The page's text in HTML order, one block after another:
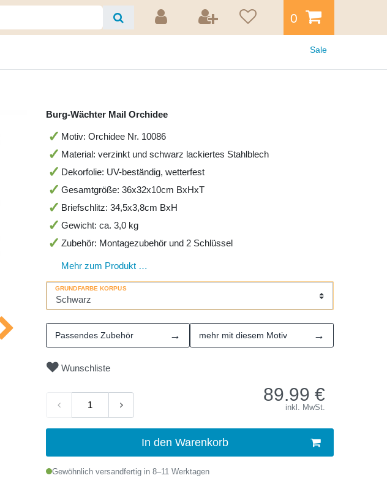
0
Sale
Burg-Wächter Mail Orchidee
Motiv: Orchidee Nr. 10086
Material: verzinkt und schwarz lackiertes Stahlblech
Dekorfolie: UV-beständig, wetterfest
Gesamtgröße: 36x32x10cm BxHxT
Briefschlitz: 34,5x3,8cm BxH
Gewicht: ca. 3,0 kg
Zubehör: Montagezubehör und 2 Schlüssel
Mehr zum Produkt …
GRUNDFARBE KORPUS
Passendes Zubehör → mehr mit diesem Motiv →
Wunschliste
89.99 €
inkl. MwSt.
In den Warenkorb
Gewöhnlich versandfertig in 8–11 Werktagen